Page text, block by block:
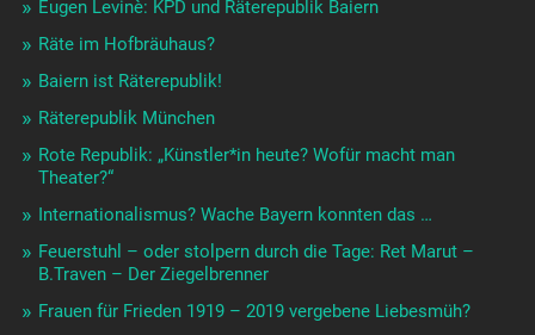
Eugen Levinè: KPD und Räterepublik Baiern
Räte im Hofbräuhaus?
Baiern ist Räterepublik!
Räterepublik München
Rote Republik: „Künstler*in heute? Wofür macht man
Theater?“
Internationalismus? Wache Bayern konnten das …
Feuerstuhl – oder stolpern durch die Tage: Ret Marut –
B.Traven – Der Ziegelbrenner
Frauen für Frieden 1919 – 2019 vergebene Liebesmüh?